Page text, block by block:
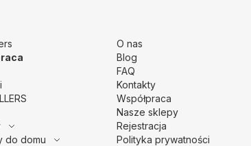
do domu
O nas
Blog
FAQ
Kontakty
Współpraca
Nasze sklepy
Rejestracja
Polityka prywatności